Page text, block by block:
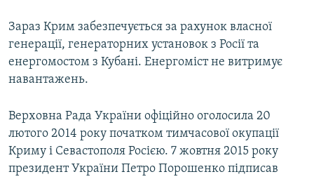
Зараз Крим забезпечується за рахунок власної
генерації, генераторних установок з Росії та
енергомостом з Кубані. Енергоміст не витримує
навантажень.
Верховна Рада України офіційно оголосила 20
лютого 2014 року початком тимчасової окупації
Криму і Севастополя Росією. 7 жовтня 2015 року
президент України Петро Порошенко підписав